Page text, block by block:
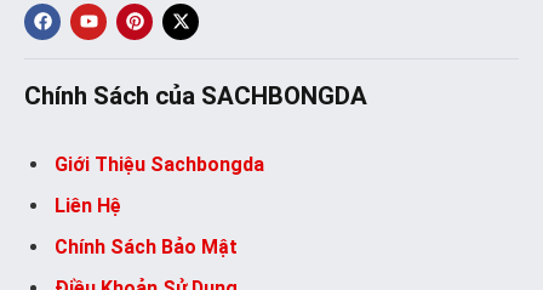
Chính Sách của SACHBONGDA
Giới Thiệu Sachbongda
Liên Hệ
Chính Sách Bảo Mật